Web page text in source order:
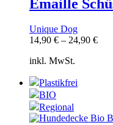
Emaille
Unique Dog
14,90 € – 24,90 €
inkl. MwSt.
Plastikfrei
BIO
Regional